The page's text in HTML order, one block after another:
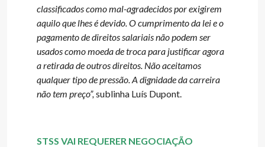
classificados como mal-agradecidos por exigirem
aquilo que lhes é devido. O cumprimento da lei e o
pagamento de direitos salariais não podem ser
usados como moeda de troca para justificar agora
a retirada de outros direitos. Não aceitamos
qualquer tipo de pressão. A dignidade da carreira
não tem preço”,sublinha Luís Dupont.
STSS VAI REQUERER NEGOCIAÇÃO